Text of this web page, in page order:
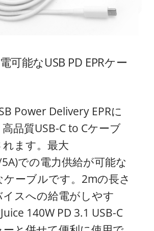
可能なUSB PD EPRケー
Power Delivery EPRに
品質USB-C to Cケーブ
ます。最大
での電力供給が可能な
ーブルです。2mの長さ
スへの給電がしやす
140W PD 3.1 USB-C